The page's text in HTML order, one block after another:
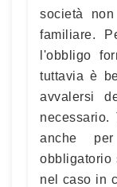
società
familiare.
l'obbligo
tuttavia è
avvalersi
anche
obbligatorio
nel caso in